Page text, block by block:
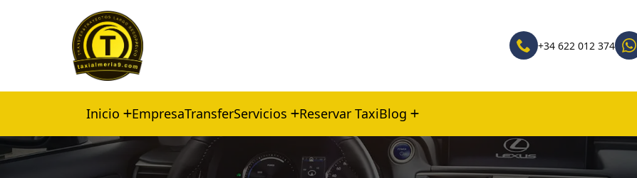
+34 622 012 374
Inicio EmpresaTransferServicios Reservar TaxiBlog